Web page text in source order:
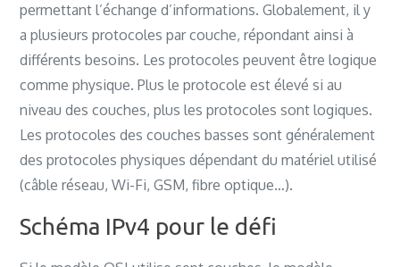
permettant l’échange d’informations. Globalement, il y
a plusieurs protocoles par couche, répondant ainsi à
différents besoins. Les protocoles peuvent être logique
comme physique. Plus le protocole est élevé si au
niveau des couches, plus les protocoles sont logiques.
Les protocoles des couches basses sont généralement
des protocoles physiques dépendant du matériel utilisé
(câble réseau, Wi-Fi, GSM, fibre optique…).
Schéma IPv4 pour le défi